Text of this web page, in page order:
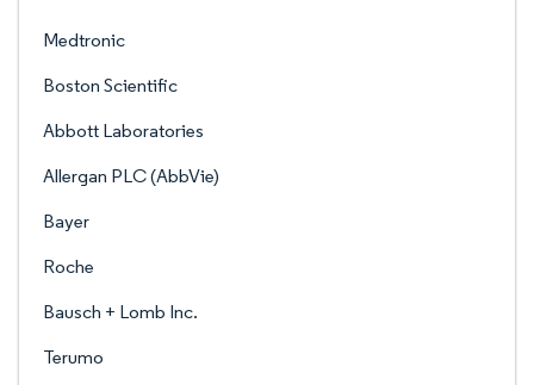
Medtronic
Boston Scientific
Abbott Laboratories
Allergan PLC (AbbVie)
Bayer
Roche
Bausch + Lomb Inc.
Terumo